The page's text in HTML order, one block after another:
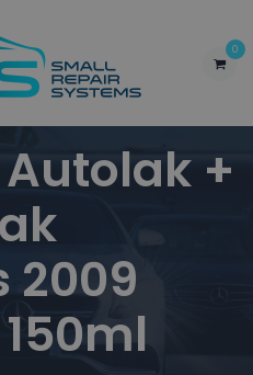
0
Autolak +
2009
150ml